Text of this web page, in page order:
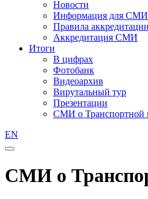
Новости
Информация для СМИ
Правила аккредитации
Аккредитация СМИ
Итоги
В цифрах
Фотобанк
Видеоархив
Вирутальный тур
Презентации
СМИ о Транспортной
EN
СМИ о